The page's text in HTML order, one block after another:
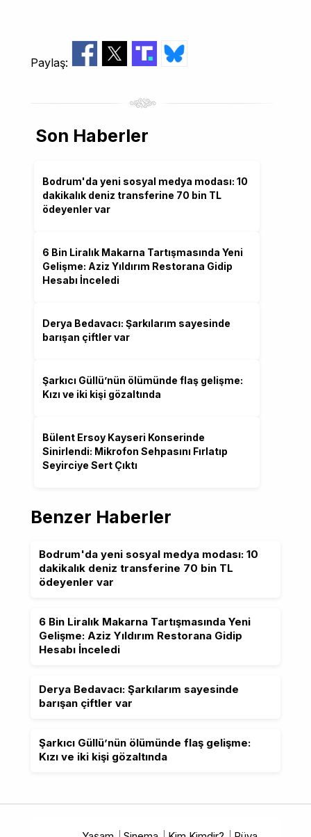
Paylaş:
Son Haberler
Bodrum'da yeni sosyal medya modası: 10
dakikalık deniz transferine 70 bin TL
ödeyenler var
6 Bin Liralık Makarna Tartışmasında Yeni
Gelişme: Aziz Yıldırım Restorana Gidip
Hesabı İnceledi
Derya Bedavacı: Şarkılarım sayesinde
barışan çiftler var
Şarkıcı Güllü’nün ölümünde flaş gelişme:
Kızı ve iki kişi gözaltında
Bülent Ersoy Kayseri Konserinde
Sinirlendi: Mikrofon Sehpasını Fırlatıp
Seyirciye Sert Çıktı
Benzer Haberler
Bodrum'da yeni sosyal medya modası: 10
dakikalık deniz transferine 70 bin TL
ödeyenler var
6 Bin Liralık Makarna Tartışmasında Yeni
Gelişme: Aziz Yıldırım Restorana Gidip
Hesabı İnceledi
Derya Bedavacı: Şarkılarım sayesinde
barışan çiftler var
Şarkıcı Güllü’nün ölümünde flaş gelişme:
Kızı ve iki kişi gözaltında